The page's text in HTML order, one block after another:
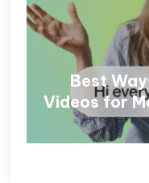
Best
Videos for